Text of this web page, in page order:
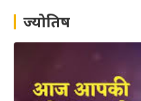
h ज्योतिष